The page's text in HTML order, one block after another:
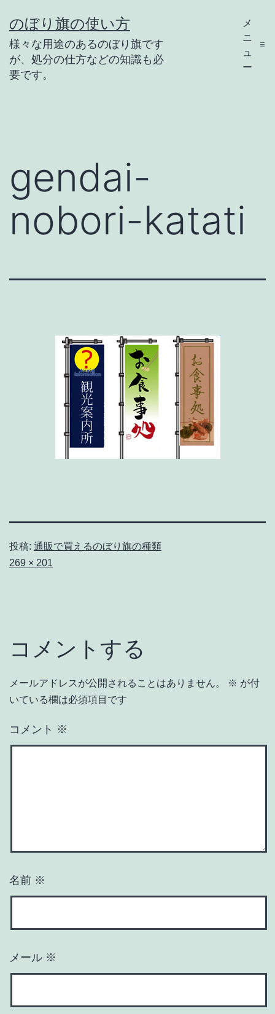
ン
テ
ン
ッ
のぼり旗の使い方
様々な用途のあるのぼり旗です
が、処分の仕方などの知識も必
要です。
メ
ニ
ュ
ー
gendai-
nobori-katati
投稿: 通販で買えるのぼり旗の種類
フ
269 × 201
コメントする
メールアドレスが公開されることはありません。 ※ が付
いている欄は必須項目です
コメント ※
名前 ※
メール ※